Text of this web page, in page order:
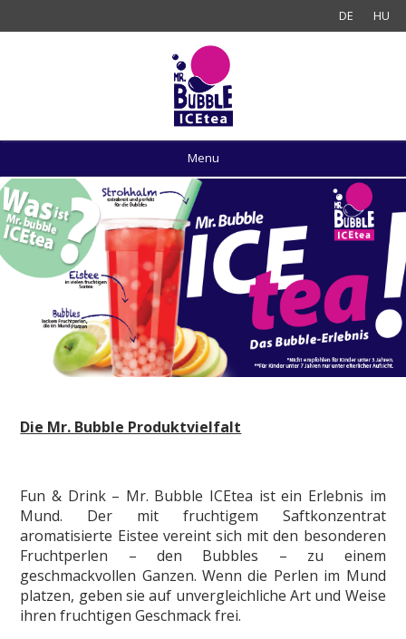
DE HU
Menu
Die Mr. Bubble Produktvielfalt
Fun & Drink – Mr. Bubble ICEtea ist ein Erlebnis im
Mund. Der mit fruchtigem Saftkonzentrat
aromatisierte Eistee vereint sich mit den besonderen
Fruchtperlen – den Bubbles – zu einem
geschmackvollen Ganzen. Wenn die Perlen im Mund
platzen, geben sie auf unvergleichliche Art und Weise
ihren fruchtigen Geschmack frei.